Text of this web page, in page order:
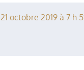
21 octobre 2019 à 7 h